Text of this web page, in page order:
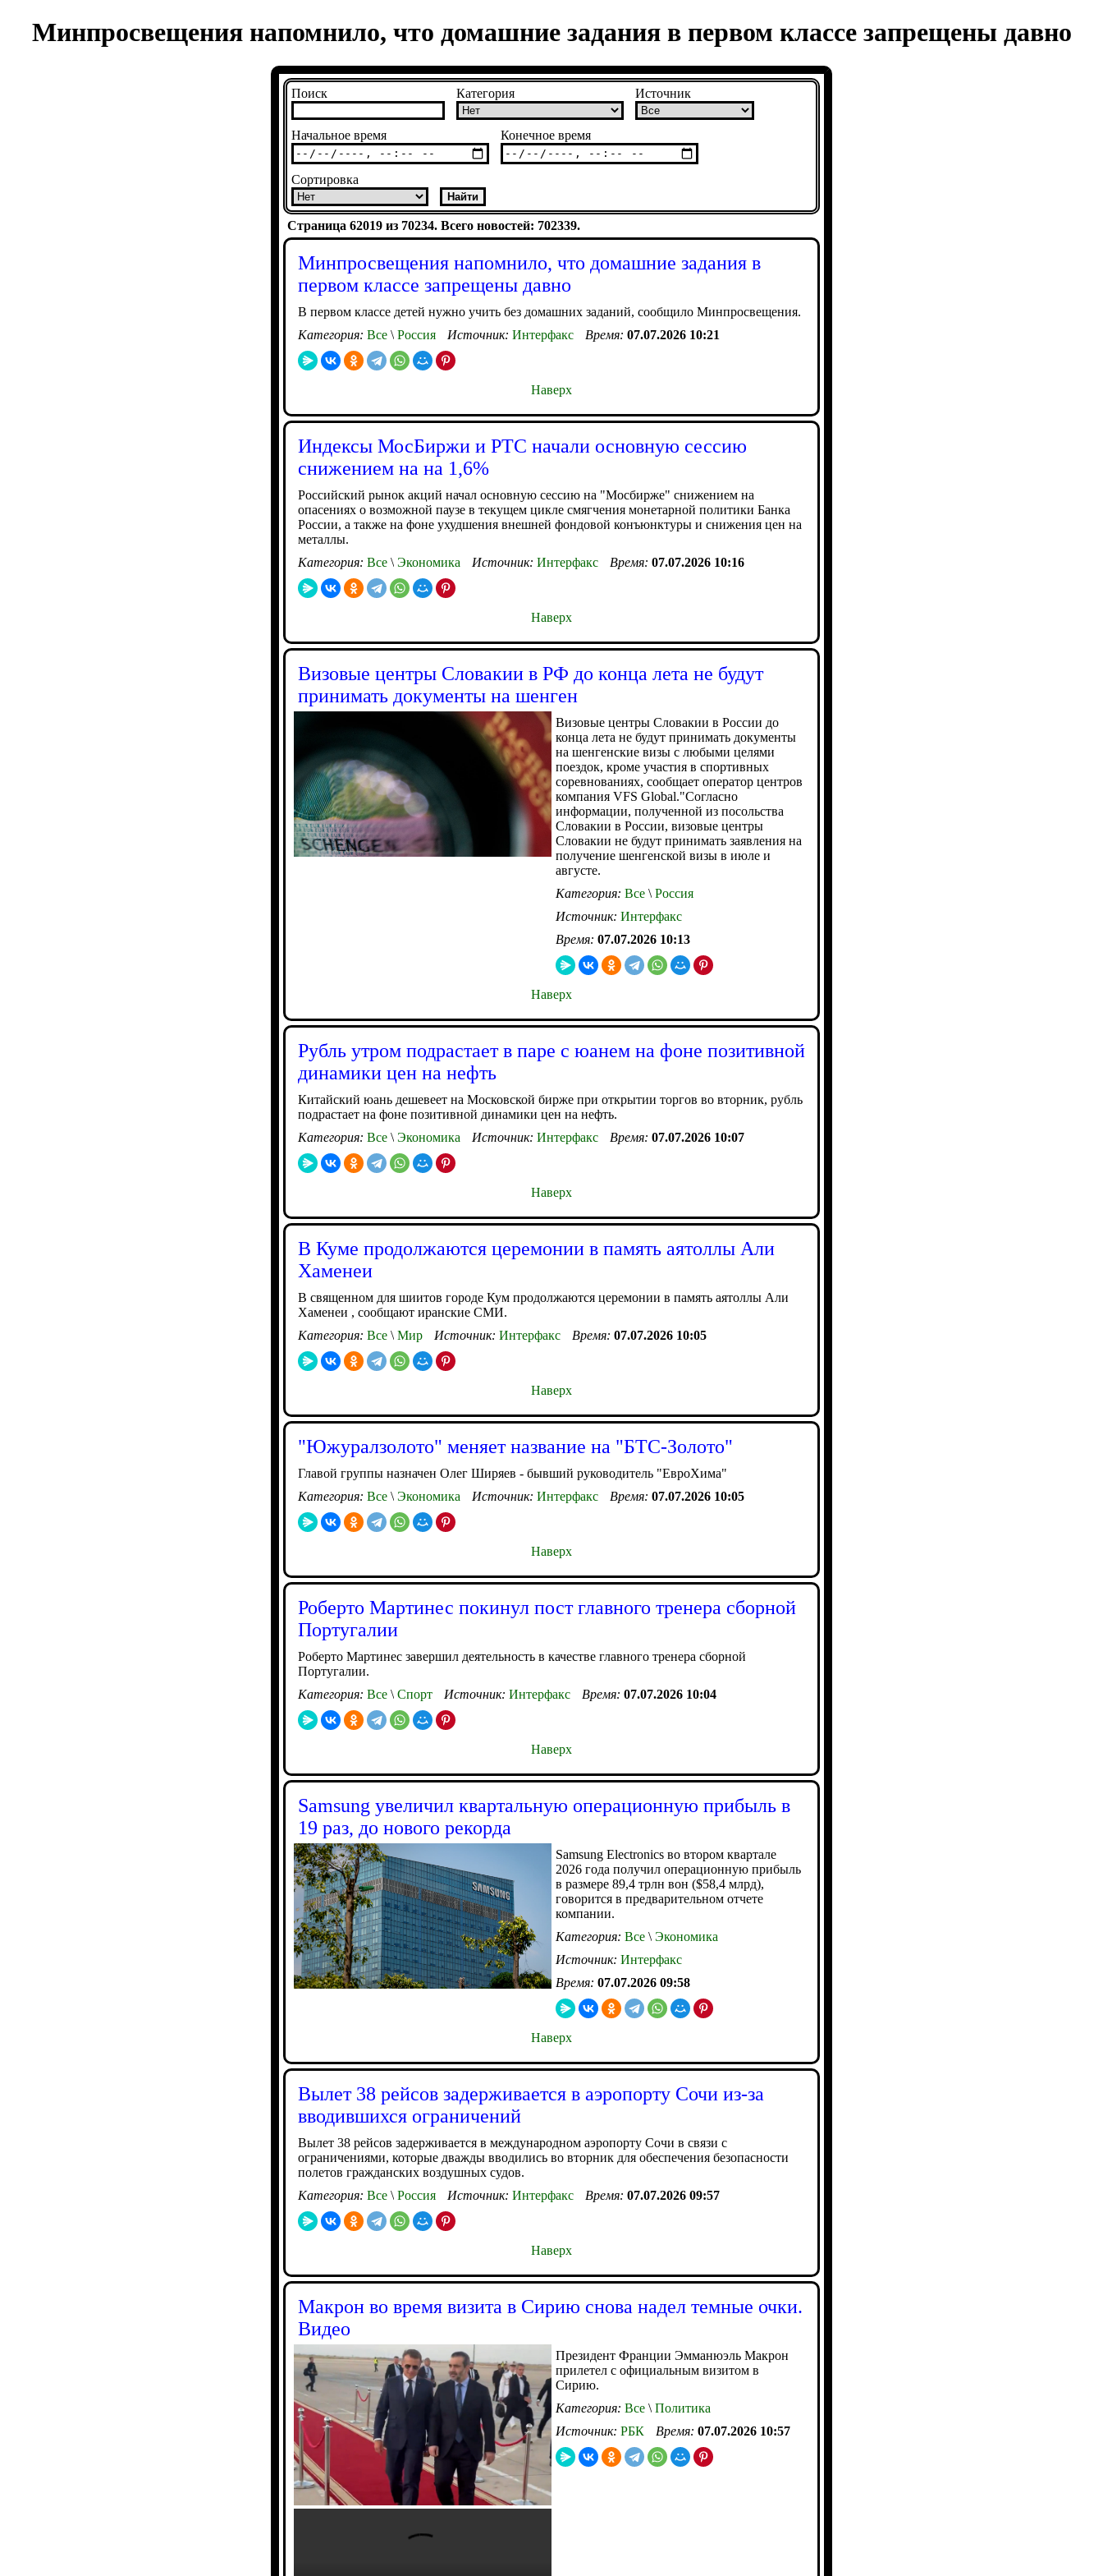
Минпросвещения напомнило, что домашние задания в первом классе запрещены давно
Поиск Категория Источник
Начальное время Конечное время
Сортировка
Страница 62019 из 70234. Всего новостей: 702339.
Минпросвещения напомнило, что домашние задания в
первом классе запрещены давно
В первом классе детей нужно учить без домашних заданий, сообщило Минпросвещения.
Категория: Все \ Россия Источник: Интерфакс Время: 07.07.2026 10:21
Наверх
Индексы МосБиржи и РТС начали основную сессию
снижением на на 1,6%
Российский рынок акций начал основную сессию на "Мосбирже" снижением на
опасениях о возможной паузе в текущем цикле смягчения монетарной политики Банка
России, а также на фоне ухудшения внешней фондовой конъюнктуры и снижения цен на
металлы.
Категория: Все \ Экономика Источник: Интерфакс Время: 07.07.2026 10:16
Наверх
Визовые центры Словакии в РФ до конца лета не будут
принимать документы на шенген
Визовые центры Словакии в России до
конца лета не будут принимать документы
на шенгенские визы с любыми целями
поездок, кроме участия в спортивных
соревнованиях, сообщает оператор центров
компания VFS Global."Согласно
информации, полученной из посольства
Словакии в России, визовые центры
Словакии не будут принимать заявления на
получение шенгенской визы в июле и
августе.
Категория: Все \ Россия
Источник: Интерфакс
Время: 07.07.2026 10:13
Наверх
Рубль утром подрастает в паре с юанем на фоне позитивной
динамики цен на нефть
Китайский юань дешевеет на Московской бирже при открытии торгов во вторник, рубль
подрастает на фоне позитивной динамики цен на нефть.
Категория: Все \ Экономика Источник: Интерфакс Время: 07.07.2026 10:07
Наверх
В Куме продолжаются церемонии в память аятоллы Али
Хаменеи
В священном для шиитов городе Кум продолжаются церемонии в память аятоллы Али
Хаменеи , сообщают иранские СМИ.
Категория: Все \ Мир Источник: Интерфакс Время: 07.07.2026 10:05
Наверх
"Южуралзолото" меняет название на "БТС-Золото"
Главой группы назначен Олег Ширяев - бывший руководитель "ЕвроХима"
Категория: Все \ Экономика Источник: Интерфакс Время: 07.07.2026 10:05
Наверх
Роберто Мартинес покинул пост главного тренера сборной
Португалии
Роберто Мартинес завершил деятельность в качестве главного тренера сборной
Португалии.
Категория: Все \ Спорт Источник: Интерфакс Время: 07.07.2026 10:04
Наверх
Samsung увеличил квартальную операционную прибыль в
19 раз, до нового рекорда
Samsung Electronics во втором квартале
2026 года получил операционную прибыль
в размере 89,4 трлн вон ($58,4 млрд),
говорится в предварительном отчете
компании.
Категория: Все \ Экономика
Источник: Интерфакс
Время: 07.07.2026 09:58
Наверх
Вылет 38 рейсов задерживается в аэропорту Сочи из-за
вводившихся ограничений
Вылет 38 рейсов задерживается в международном аэропорту Сочи в связи с
ограничениями, которые дважды вводились во вторник для обеспечения безопасности
полетов гражданских воздушных судов.
Категория: Все \ Россия Источник: Интерфакс Время: 07.07.2026 09:57
Наверх
Макрон во время визита в Сирию снова надел темные очки.
Видео
Президент Франции Эмманюэль Макрон
прилетел с официальным визитом в
Сирию.
Категория: Все \ Политика
Источник: РБК Время: 07.07.2026 10:57